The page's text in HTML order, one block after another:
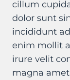
cillum
dolor sunt
incididunt
enim mollit
irure velit
magna